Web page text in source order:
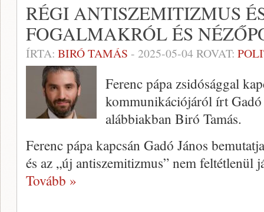
RÉGI ANTISZEMITIZMUS
FOGALMAKRÓL ÉS
ÍRTA: BIRÓ TAMÁS - 2025-05-04ROVAT:
Ferenc pápa zsidósággal
kommunikációjáról írt Gadó
alábbiakban Biró Tamás.
Ferenc pápa kapcsán Gadó János
és az „új antiszemitizmus” nem
Tovább »